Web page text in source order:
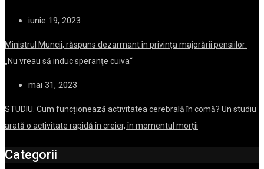
iunie 19, 2023
Ministrul Muncii, răspuns dezarmant în privința majorării pensiilor:
„Nu vreau să induc speranţe cuiva“
mai 31, 2023
STUDIU. Cum funcționează activitatea cerebrală în comă? Un studiu
arată o activitate rapidă în creier, în momentul morții
Categorii